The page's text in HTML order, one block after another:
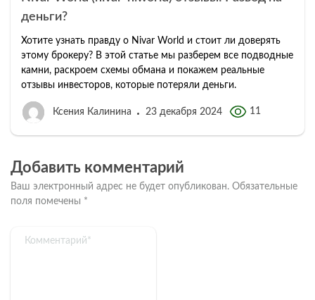
деньги?
Хотите узнать правду о Nivar World и стоит ли доверять
этому брокеру? В этой статье мы разберем все подводные
камни, раскроем схемы обмана и покажем реальные
отзывы инвесторов, которые потеряли деньги.
Ксения Калинина 23 декабря 2024 11
Добавить комментарий
Ваш электронный адрес не будет опубликован. Обязательные
поля помечены *